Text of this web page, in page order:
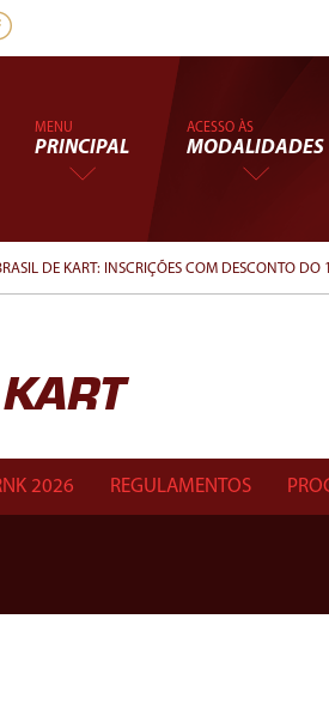
MENU
PRINCIPAL
ACESSO ÀS
MODALIDADES
DE KART: INSCRIÇÕES COM DESCONTO DO
2026 REGULAMENTOS